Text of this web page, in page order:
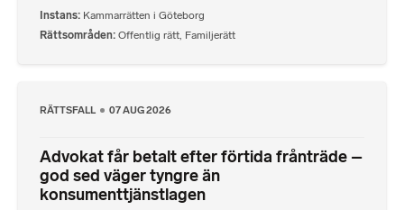
Instans Kammarrätten i Göteborg
Rättsområden Offentlig rätt Familjerätt
RÄTTSFALL 07 AUG 2026
Advokat får betalt efter förtida frånträde –
god sed väger tyngre än
konsumenttjänstlagen